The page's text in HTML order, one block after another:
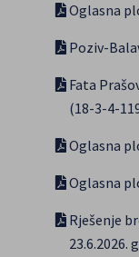
Oglasna
Poziv-
Fata
(18-3-4-
Oglasna
Oglasna
Rješenje
23.6.2026.